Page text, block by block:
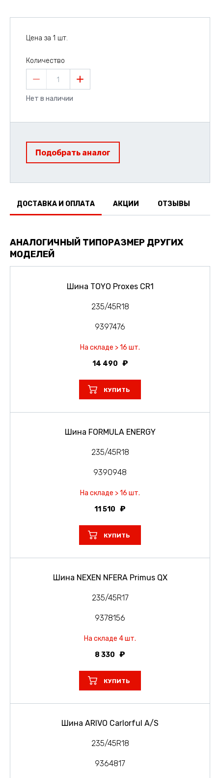
Цена за 1 шт.
Количество
1
Нет в наличии
Подобрать аналог
ДОСТАВКА И ОПЛАТА АКЦИИ ОТЗЫВЫ
АНАЛОГИЧНЫЙ ТИПОРАЗМЕР ДРУГИХ
МОДЕЛЕЙ
Шина TOYO Proxes CR1
235/45R18
9397476
На складе > 16 шт.
14 490
КУПИТЬ
Шина FORMULA ENERGY
235/45R18
9390948
На складе > 16 шт.
11 510
КУПИТЬ
Шина NEXEN NFERA Primus QX
235/45R17
9378156
На складе 4 шт.
8 330
КУПИТЬ
Шина ARIVO Carlorful A/S
235/45R18
9364817